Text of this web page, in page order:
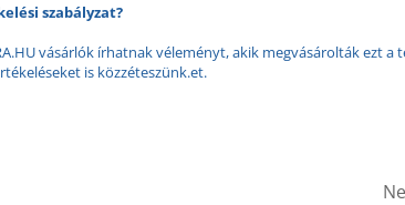
szabályzat?
vásárlók írhatnak véleményt, akik megvásárolták ezt
is közzéteszünk.et.